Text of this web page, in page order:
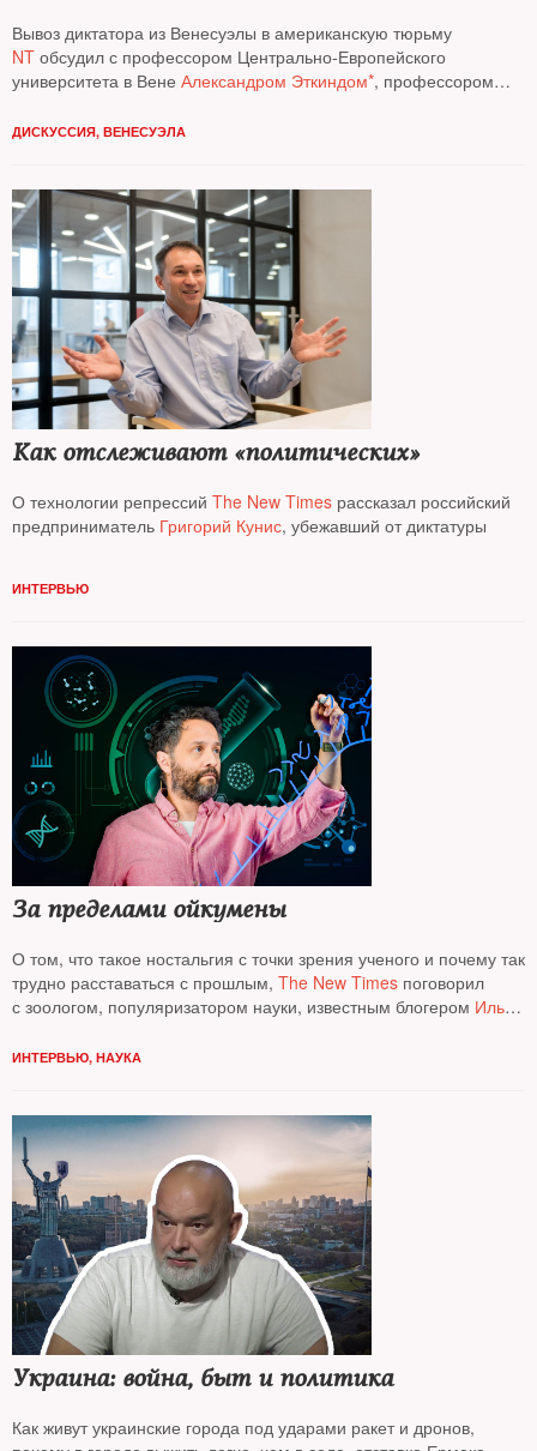
Вывоз диктатора из Венесуэлы в американскую тюрьму
NT обсудил с профессором Центрально-­Европейского
университета в Вене Александром Эткиндом*, профессором
профессоромKing’s College London
ДИСКУССИЯ, ВЕНЕСУЭЛА
Как отслеживают «политических»
О технологии репрессий The New Times рассказал российский
предприниматель Григорий Кунис, убежавший от диктатуры
ИНТЕРВЬЮ
За пределами ойкумены
О том, что такое ностальгия с точки зрения ученого и почему так
трудно расставаться с прошлым, The New Times поговорил
с зоологом, популяризатором науки, известным блогером Ильей
ИНТЕРВЬЮ, НАУКА
Украина: война, быт и политика
Как живут украинские города под ударами ракет и дронов,